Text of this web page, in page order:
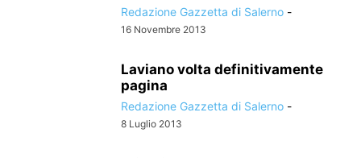
Redazione Gazzetta di Salerno -
16 Novembre 2013
Laviano volta definitivamente
pagina
Redazione Gazzetta di Salerno -
8 Luglio 2013